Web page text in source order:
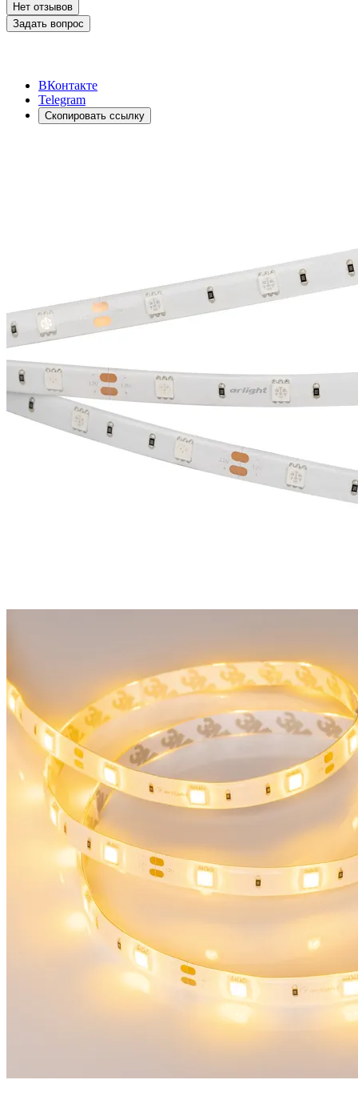
Нет отзывов
Задать вопрос
ВКонтакте
Telegram
Скопировать ссылку